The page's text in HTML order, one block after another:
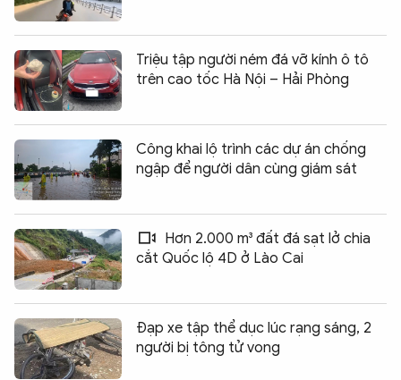
Triệu tập người ném đá vỡ kính ô tô
trên cao tốc Hà Nội – Hải Phòng
Công khai lộ trình các dự án chống
ngập để người dân cùng giám sát
Hơn 2.000 m³ đất đá sạt lở chia
cắt Quốc lộ 4D ở Lào Cai
Đạp xe tập thể dục lúc rạng sáng, 2
người bị tông tử vong